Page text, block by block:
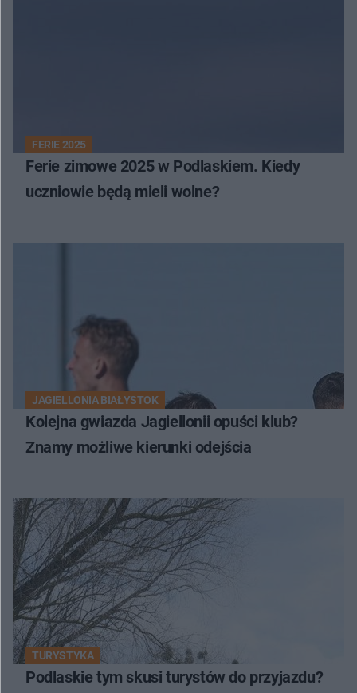
FERIE 2025
Ferie zimowe 2025 w Podlaskiem. Kiedy
uczniowie będą mieli wolne?
JAGIELLONIA BIAŁYSTOK
Kolejna gwiazda Jagiellonii opuści klub?
Znamy możliwe kierunki odejścia
TURYSTYKA
Podlaskie tym skusi turystów do przyjazdu?